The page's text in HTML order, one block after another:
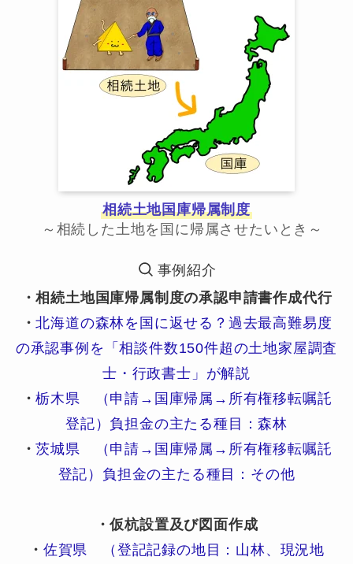
相続土地国庫帰属制度
～相続した土地を国に帰属させたいとき～
事例紹介
・相続土地国庫帰属制度の承認申請書作成代行
・北海道の森林を国に返せる？過去最高難易度
の承認事例を「相談件数150件超の土地家屋調査
士・行政書士」が解説
・栃木県 （申請→国庫帰属→所有権移転嘱託
登記）負担金の主たる種目：森林
・茨城県 （申請→国庫帰属→所有権移転嘱託
登記）負担金の主たる種目：その他
・仮杭設置及び図面作成
・ 佐賀県 （登記記録の地目：山林、現況地